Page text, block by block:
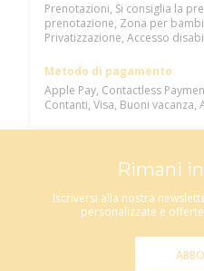
Prenotazioni, Si consiglia la
prenotazione, Zona per
Privatizzazione, Accesso
Metodo di pagamento
Apple Pay, Contactless
Contanti, Visa, Buoni vacanza,
Rimani
Iscriversi alla nostra
personalizzate e